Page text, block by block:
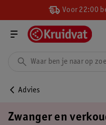
Voor 22:00
Advies
Zwanger en